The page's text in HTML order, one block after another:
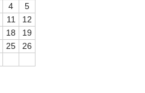
4
5
11
12
18
19
25
26